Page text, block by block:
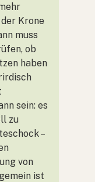
Krone
muss
ob
haben
sein: es
zu
–
von
ist